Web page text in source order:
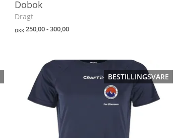
Dobok
Dragt
DKK250,00 - 300,00
BESTILLINGSVARE